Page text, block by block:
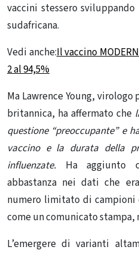
vaccini stessero
sudafricana.
Vedi anche:Il vaccino
2 al 94,5%
Ma Lawrence Young,
britannica, ha affermato che
questione “preoccupante” e
vaccino e la durata della
influenzate. Ha aggiunto
abbastanza nei dati che
numero limitato di campioni
come un comunicato
L’emergere di varianti